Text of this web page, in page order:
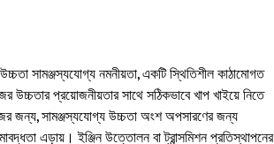
উচ্চতা সামঞ্জস্যযোগ্য নমনীয়তা​, একটি স্থিতিশীল কাঠামোগত
উচ্চতার প্রয়োজনীয়তার সাথে সঠিকভাবে খাপ খাইয়ে নিতে
জন্য, সামঞ্জস্যযোগ্য উচ্চতা অংশ অপসারণের জন্য
এড়ায়। ইঞ্জিন উত্তোলন বা ট্রান্সমিশন প্রতিস্থাপনের